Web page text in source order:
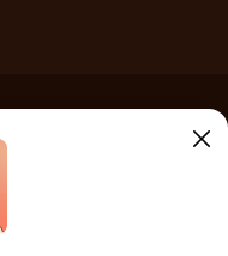
ทั้งสิ้น ดังนั้นผู้อ่านทุกท่านโปรดใช้
มใดๆ ที่ขัดต่อกฎหมายและศีลธรรม
การในทันที ทั้งนี้ ทางเว็บไซต์ขอสงวน